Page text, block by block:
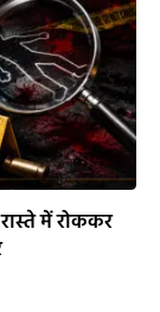
में रोककर